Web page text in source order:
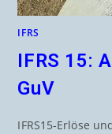
IFRS
IFRS 15:
GuV
IFRS15-Erlöse